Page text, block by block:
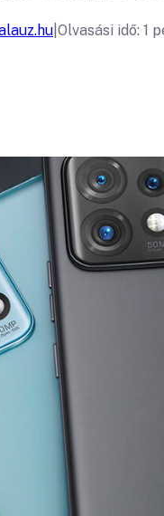
Olvasási idő: 1